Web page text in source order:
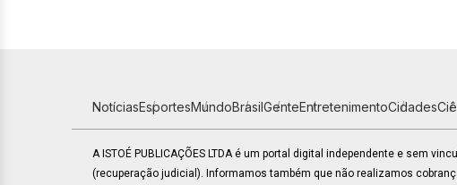
NotíciasEsportesMundoBrasilGenteEntretenimentoCidades
A ISTOÉ PUBLICAÇÕES LTDA é um portal digital independente e sem
(recuperação judicial). Informamos também que não realizamos